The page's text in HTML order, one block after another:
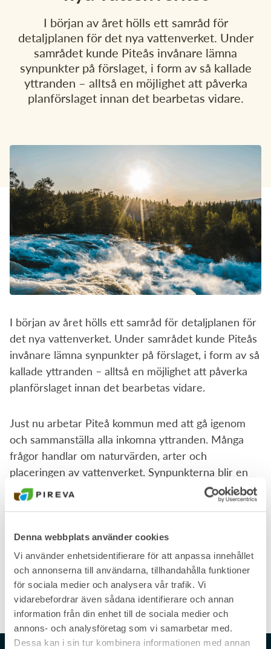
Denna webbplats använder cookies
Vi använder enhetsidentifierare för att anpassa innehållet
och annonserna till användarna, tillhandahålla funktioner
för sociala medier och analysera vår trafik. Vi
vidarebefordrar även sådana identifierare och annan
information från din enhet till de sociala medier och
annons- och analysföretag som vi samarbetar med.
Dessa kan i sin tur kombinera informationen med annan
Mina sidor
Vanliga sökningar:
SorteringsguideSophämtningTömningsschema
ÅtervinningscentralSlamtömning
I början av året hölls ett samråd för
detaljplanen för det nya vattenverket. Under
samrådet kunde Piteås invånare lämna
synpunkter på förslaget, i form av så kallade
yttranden – alltså en möjlighet att påverka
planförslaget innan det bearbetas vidare.
I början av året hölls ett samråd för detaljplanen för
det nya vattenverket. Under samrådet kunde Piteås
invånare lämna synpunkter på förslaget, i form av så
kallade yttranden – alltså en möjlighet att påverka
planförslaget innan det bearbetas vidare.
Just nu arbetar Piteå kommun med att gå igenom
och sammanställa alla inkomna yttranden. Många
frågor handlar om naturvärden, arter och
placeringen av vattenverket. Synpunkterna blir en
viktig del av underlaget när kommunen arbetar
vidare med detaljplanen inför granskning och så
Läs mer om projektet, varför Piteå behöver ett nytt
vattenverk och hur processen ser ut på:Nya
vattenverket